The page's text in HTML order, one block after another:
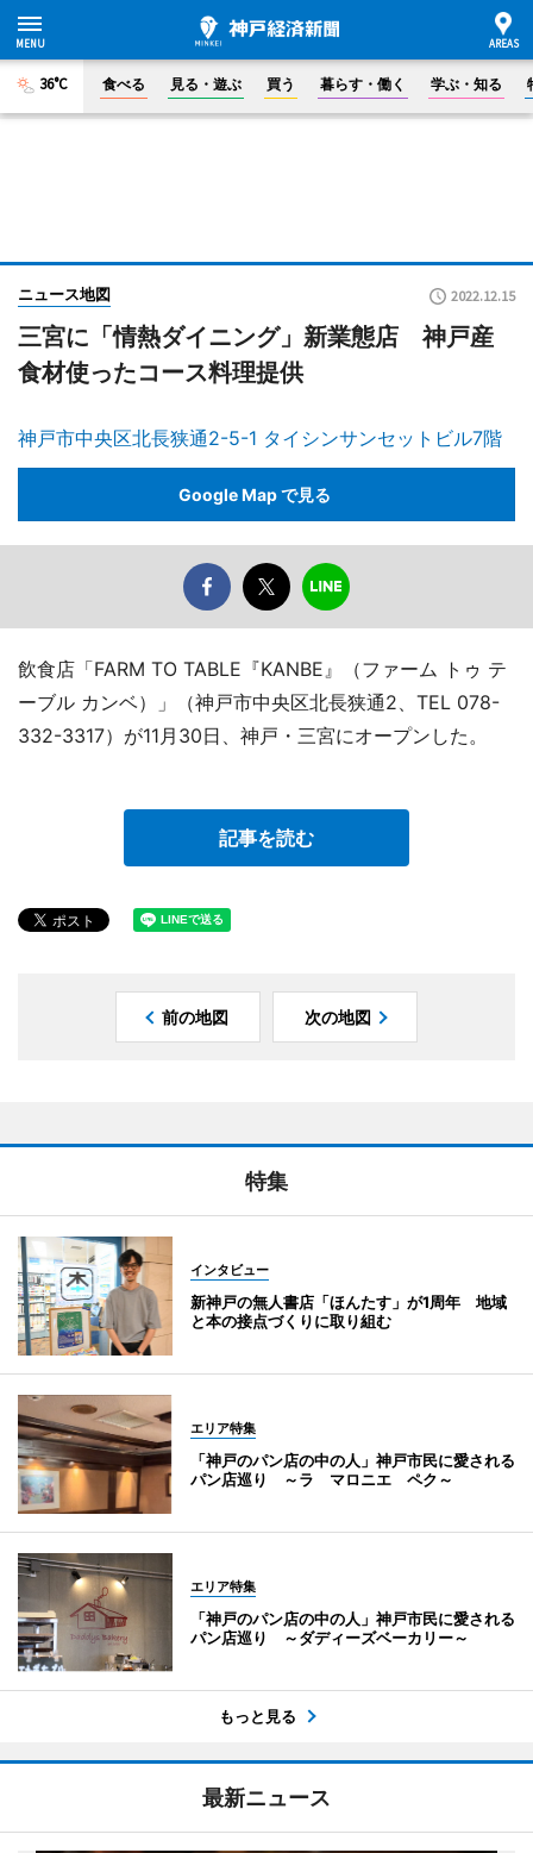
36°C 食べる 見る・遊ぶ 買う 暮らす・働く 学ぶ・知る
ニュース地図 2022.12.15
三宮に「情熱ダイニング」新業態店 神戸産
食材使ったコース料理提供
神戸市中央区北長狭通2-5-1 タイシンサンセットビル7階
Google Map で見る
飲食店「FARM TO TABLE『KANBE』（ファーム トゥ テ
ーブル カンベ）」（神戸市中央区北長狭通2、TEL 078-
332-3317）が11月30日、神戸・三宮にオープンした。
記事を読む
前の地図 次の地図
特集
インタビュー
新神戸の無人書店「ほんたす」が1周年 地域
と本の接点づくりに取り組む
エリア特集
「神戸のパン店の中の人」神戸市民に愛される
パン店巡り ～ラ マロニエ ペク～
エリア特集
「神戸のパン店の中の人」神戸市民に愛される
パン店巡り ～ダディーズベーカリー～
もっと見る
最新ニュース